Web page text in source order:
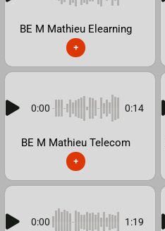
BE M Mathieu Elearning
+
0:00 0:14
BE M Mathieu Telecom
+
0:00 1:19